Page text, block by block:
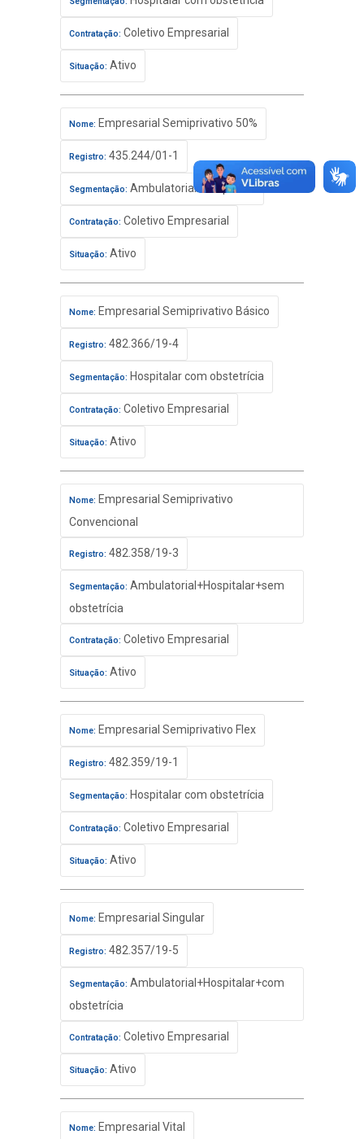
Contratação: Coletivo Empresarial
Situação: Ativo
Nome: Empresarial Semiprivativo 50%
Registro: 435.244/01-1
Segmentação: Ambulatorial+Hospitalar
Contratação: Coletivo Empresarial
Situação: Ativo
Nome: Empresarial Semiprivativo Básico
Registro: 482.366/19-4
Segmentação: Hospitalar com obstetrícia
Contratação: Coletivo Empresarial
Situação: Ativo
Nome: Empresarial Semiprivativo
Convencional
Registro: 482.358/19-3
Segmentação: Ambulatorial+Hospitalar+sem
obstetrícia
Contratação: Coletivo Empresarial
Situação: Ativo
Nome: Empresarial Semiprivativo Flex
Registro: 482.359/19-1
Segmentação: Hospitalar com obstetrícia
Contratação: Coletivo Empresarial
Situação: Ativo
Nome: Empresarial Singular
Registro: 482.357/19-5
Segmentação: Ambulatorial+Hospitalar+com
obstetrícia
Contratação: Coletivo Empresarial
Situação: Ativo
Nome: Empresarial Vital